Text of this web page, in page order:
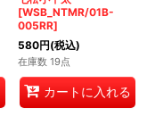
[WSB_NTMR/01B-
005RR]
580円(税込)
在庫数 19点
カートに入れる